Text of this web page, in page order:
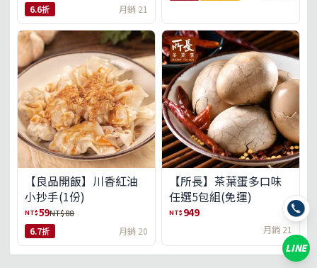
6.6折 月銷 21
【良品開飯】川香紅油
小抄手(1份)
NT$59NT$ 88
6.7折 月銷 20
【所長】茶葉蛋多口味
任選5包組(免運)
NT$ 949
月銷 21
LINE